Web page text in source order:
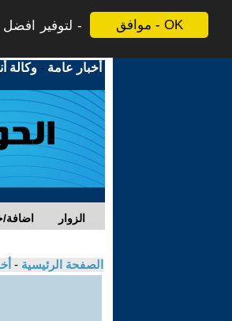
موافق - OK
لتوفير
أخبار عامة -وكالة
الزوار
الصفحة الرئيسية -